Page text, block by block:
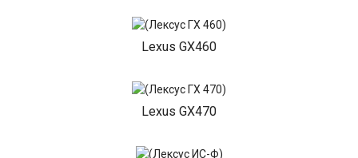
Lexus GX460
Lexus GX470